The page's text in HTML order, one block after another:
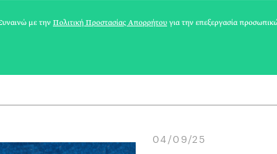
Ηρώδειο!
04/09/25
με την Πολιτική Προστασίας Απορρήτου για την επεξεργασία